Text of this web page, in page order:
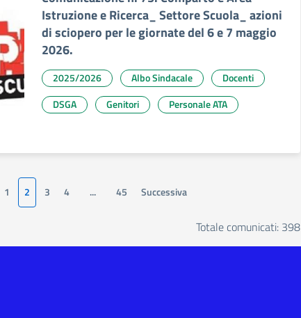
Istruzione e Ricerca_ Settore Scuola_ azioni
di sciopero per le giornate del 6 e 7 maggio
2026.
2025/2026 Albo Sindacale
Docenti
DSGA
Genitori Personale ATA
1 2 3 4 ... 45 Successiva
Totale comunicati: 398